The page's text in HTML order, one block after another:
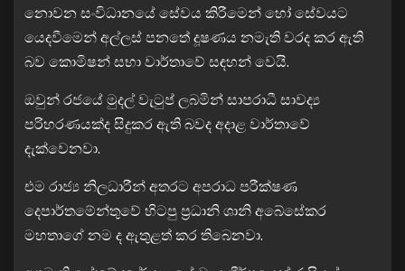
නොවන සංවිධානයේ සේවය කිරීමෙන් හෝ සේවයට
යෙදවීමෙන් අල්ලස් පනතේ දූෂණය නමැති වරද කර ඇති
බව කොමිෂන් සභා වාර්තාවේ සඳහන් වෙයි.
ඔවුන් රජයේ මුදල් වැටුප් ලබමින් සාපරාධී සාවද්‍ය
පරිහරණයක්ද සිදුකර ඇති බවද අදාළ වාර්තාවේ
දැක්වෙනවා.
එම රාජ්‍ය නිලධාරීන් අතරට අපරාධ පරීක්ෂණ
දෙපාර්තමේන්තුවේ හිටපු ප්‍රධානි ශානි අබේසේකර
මහතාගේ නම ද ඇතුළත් කර තිබෙනවා.